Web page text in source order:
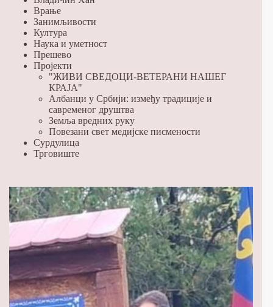
Врање
Занимљивости
Култура
Наука и уметност
Прешево
Пројекти
"ЖИВИ СВЕДОЦИ-ВЕТЕРАНИ НАШЕГ
КРАЈА"
Албанци у Србији: између традиције и
савременог друштва
Земља вредних руку
Повезани свет медијске писмености
Сурдулица
Трговиште